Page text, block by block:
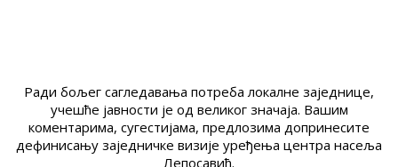
Ради бољег сагледавања потреба локалне заједнице,
учешће јавности је од великог значаја. Вашим
коментарима, сугестијама, предлозима допринесите
дефинисању заједничке визије уређења центра насеља
Лепосавић.